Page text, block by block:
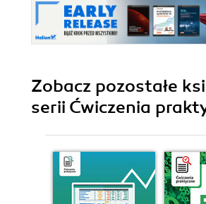
Zobacz pozostałe
serii Ćwiczenia